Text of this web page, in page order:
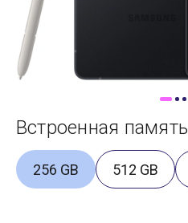
Встроенная память
256 GB 512 GB